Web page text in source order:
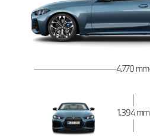
4.770 mm
1.394 mm